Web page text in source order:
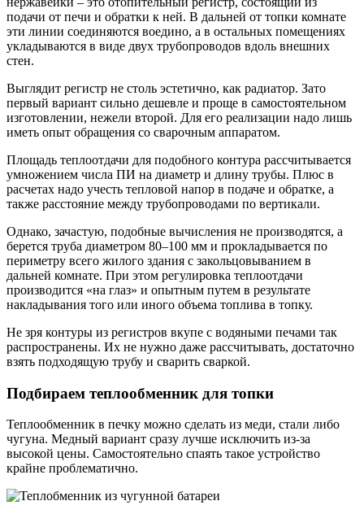
подачи от печи и обратки к ней. В дальней от топки комнате
эти линии соединяются воедино, а в остальных помещениях
укладываются в виде двух трубопроводов вдоль внешних
стен.
Выглядит регистр не столь эстетично, как радиатор. Зато
первый вариант сильно дешевле и проще в самостоятельном
изготовлении, нежели второй. Для его реализации надо лишь
иметь опыт обращения со сварочным аппаратом.
Площадь теплоотдачи для подобного контура рассчитывается
умножением числа ПИ на диаметр и длину трубы. Плюс в
расчетах надо учесть тепловой напор в подаче и обратке, а
также расстояние между трубопроводами по вертикали.
Однако, зачастую, подобные вычисления не производятся, а
берется труба диаметром 80–100 мм и прокладывается по
периметру всего жилого здания с закольцовыванием в
дальней комнате. При этом регулировка теплоотдачи
производится «на глаз» и опытным путем в результате
накладывания того или иного объема топлива в топку.
Не зря контуры из регистров вкупе с водяными печами так
распространены. Их не нужно даже рассчитывать, достаточно
взять подходящую трубу и сварить сваркой.
Подбираем теплообменник для топки
Теплообменник в печку можно сделать из меди, стали либо
чугуна. Медный вариант сразу лучше исключить из-за
высокой цены. Самостоятельно спаять такое устройство
крайне проблематично.